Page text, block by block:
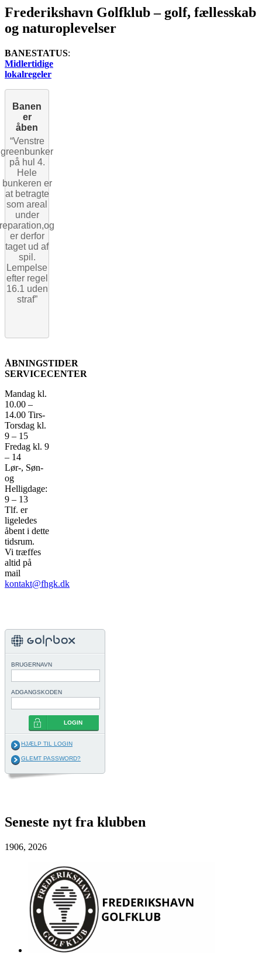
Frederikshavn Golfklub – golf, fællesskab
og naturoplevelser
BANESTATUS:
Midlertidige
lokalregeler
Banen
er
åben
“Venstre
greenbunker
på hul 4.
Hele
bunkeren er
at betragte
som areal
under
reparation,og
er derfor
taget ud af
spil.
Lempelse
efter regel
16.1 uden
straf”
ÅBNINGSTIDER
SERVICECENTER
Mandag kl.
10.00 –
14.00 Tirs-
Torsdag kl.
9 – 15
Fredag kl. 9
– 14
Lør-, Søn-
og
Helligdage:
9 – 13
Tlf. er
ligeledes
åbent i dette
tidsrum.
Vi træffes
altid på
mail
kontakt@fhgk.dk
BRUGERNAVN
ADGANGSKODEN
LOGIN
HJÆLP TIL LOGIN
GLEMT PASSWORD?
Seneste nyt fra klubben
1906, 2026